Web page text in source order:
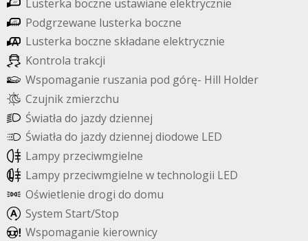
Lusterka boczne ustawiane elektrycznie
Podgrzewane lusterka boczne
Lusterka boczne składane elektrycznie
Kontrola trakcji
Wspomaganie ruszania pod górę- Hill Holder
Czujnik zmierzchu
Światła do jazdydziennej
Światła do jazdydziennej diodowe LED
Lampy przeciwmgielne
Lampy przeciwmgielne wtechnologii LED
Oświetlenie drogi do domu
System Start/Stop
Wspomaganie kierownicy